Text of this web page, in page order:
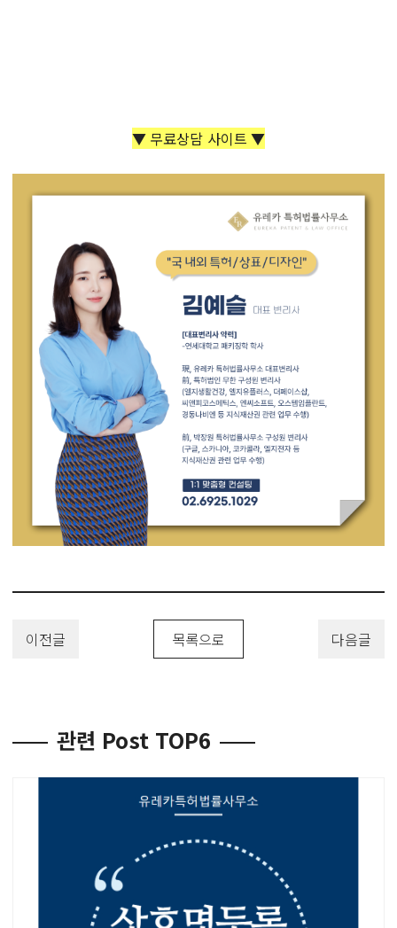
▼ 무료상담 사이트 ▼
이전글 목록으로 다음글
관련 Post TOP6